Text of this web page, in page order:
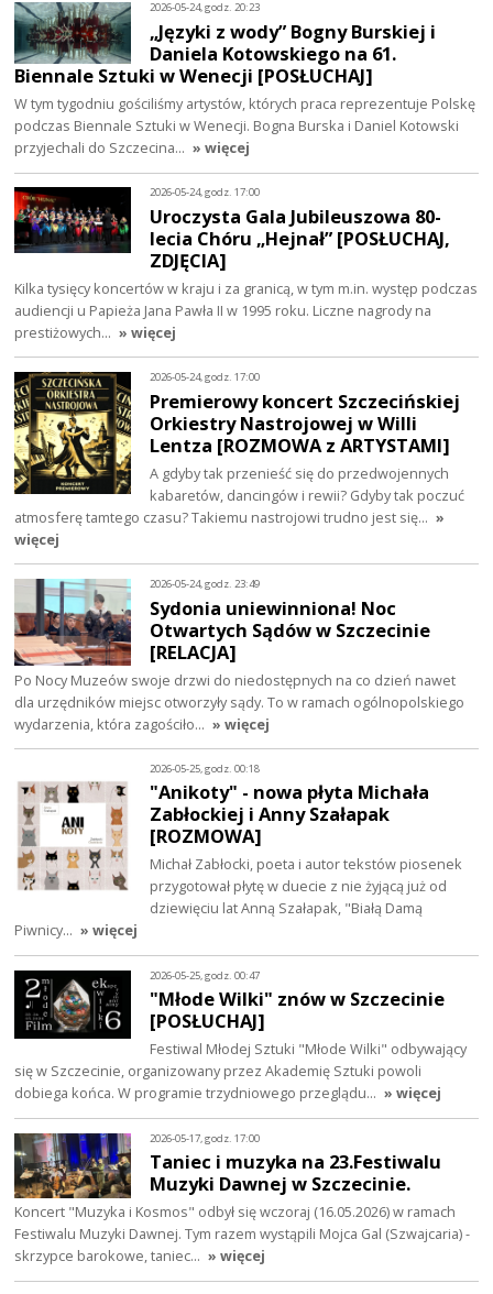
2026-05-24, godz. 20:23
„Języki z wody” Bogny Burskiej i
Daniela Kotowskiego na 61.
Biennale Sztuki w Wenecji [POSŁUCHAJ]
W tym tygodniu gościliśmy artystów, których praca reprezentuje Polskę
podczas Biennale Sztuki w Wenecji. Bogna Burska i Daniel Kotowski
przyjechali do Szczecina… » więcej
2026-05-24, godz. 17:00
Uroczysta Gala Jubileuszowa 80-
lecia Chóru „Hejnał” [POSŁUCHAJ,
ZDJĘCIA]
Kilka tysięcy koncertów w kraju i za granicą, w tym m.in. występ podczas
audiencji u Papieża Jana Pawła II w 1995 roku. Liczne nagrody na
prestiżowych… » więcej
2026-05-24, godz. 17:00
Premierowy koncert Szczecińskiej
Orkiestry Nastrojowej w Willi
Lentza [ROZMOWA z ARTYSTAMI]
A gdyby tak przenieść się do przedwojennych
kabaretów, dancingów i rewii? Gdyby tak poczuć
atmosferę tamtego czasu? Takiemu nastrojowi trudno jest się… »
więcej
2026-05-24, godz. 23:49
Sydonia uniewinniona! Noc
Otwartych Sądów w Szczecinie
[RELACJA]
Po Nocy Muzeów swoje drzwi do niedostępnych na co dzień nawet
dla urzędników miejsc otworzyły sądy. To w ramach ogólnopolskiego
wydarzenia, która zagościło… » więcej
2026-05-25, godz. 00:18
"Anikoty" - nowa płyta Michała
Zabłockiej i Anny Szałapak
[ROZMOWA]
Michał Zabłocki, poeta i autor tekstów piosenek
przygotował płytę w duecie z nie żyjącą już od
dziewięciu lat Anną Szałapak, "Białą Damą
Piwnicy… » więcej
2026-05-25, godz. 00:47
"Młode Wilki" znów w Szczecinie
[POSŁUCHAJ]
Festiwal Młodej Sztuki "Młode Wilki" odbywający
się w Szczecinie, organizowany przez Akademię Sztuki powoli
dobiega końca. W programie trzydniowego przeglądu… » więcej
2026-05-17, godz. 17:00
Taniec i muzyka na 23.Festiwalu
Muzyki Dawnej w Szczecinie.
Koncert "Muzyka i Kosmos" odbył się wczoraj (16.05.2026) w ramach
Festiwalu Muzyki Dawnej. Tym razem wystąpili Mojca Gal (Szwajcaria) -
skrzypce barokowe, taniec… » więcej